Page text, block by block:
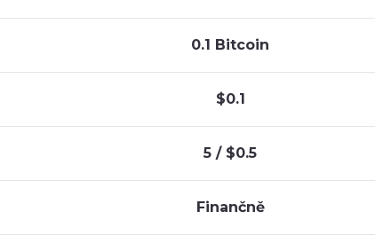
0.1 Bitcoin
$0.1
5 / $0.5
Finančně